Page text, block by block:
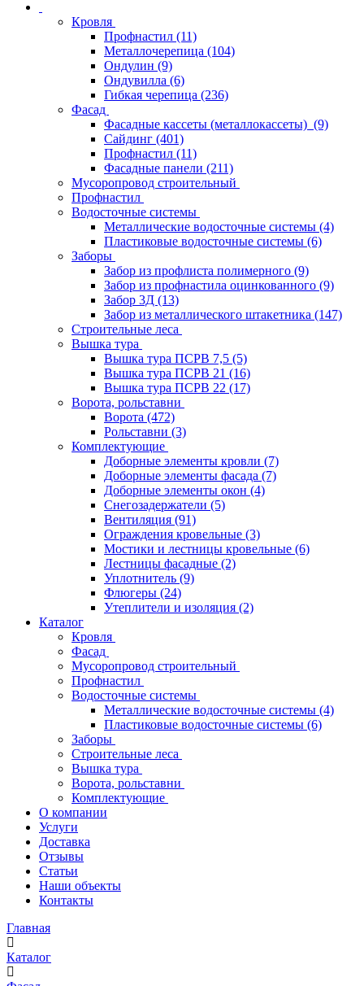
Кровля
Профнастил (11)
Металлочерепица (104)
Ондулин (9)
Ондувилла (6)
Гибкая черепица (236)
Фасад
Фасадные кассеты (металлокассеты) (9)
Сайдинг (401)
Профнастил (11)
Фасадные панели (211)
Мусоропровод строительный
Профнастил
Водосточные системы
Металлические водосточные системы (4)
Пластиковые водосточные системы (6)
Заборы
Забор из профлиста полимерного (9)
Забор из профнастила оцинкованного (9)
Забор 3Д (13)
Забор из металлического штакетника (147)
Строительные леса
Вышка тура
Вышка тура ПСРВ 7,5 (5)
Вышка тура ПСРВ 21 (16)
Вышка тура ПСРВ 22 (17)
Ворота, рольставни
Ворота (472)
Рольставни (3)
Комплектующие
Доборные элементы кровли (7)
Доборные элементы фасада (7)
Доборные элементы окон (4)
Снегозадержатели (5)
Вентиляция (91)
Ограждения кровельные (3)
Мостики и лестницы кровельные (6)
Лестницы фасадные (2)
Уплотнитель (9)
Флюгеры (24)
Утеплители и изоляция (2)
Каталог
Кровля
Фасад
Мусоропровод строительный
Профнастил
Водосточные системы
Металлические водосточные системы (4)
Пластиковые водосточные системы (6)
Заборы
Строительные леса
Вышка тура
Ворота, рольставни
Комплектующие
О компании
Услуги
Доставка
Отзывы
Статьи
Наши объекты
Контакты
Главная
Каталог